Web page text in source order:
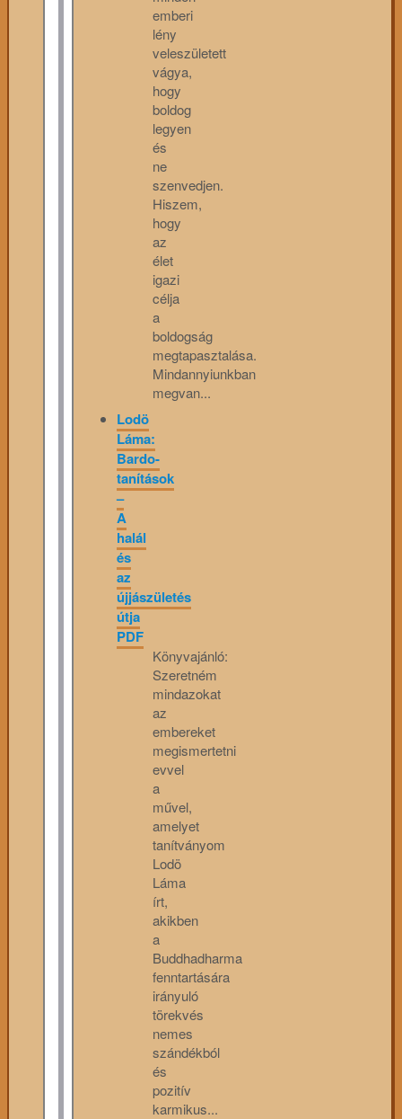
emberi
lény
veleszületett
vágya,
hogy
boldog
legyen
és
ne
szenvedjen.
Hiszem,
hogy
az
élet
igazi
célja
a
boldogság
megtapasztalása.
Mindannyiunkban
megvan...
Lodö
Láma:
Bardo-
tanítások
–
A
halál
és
az
újjászületés
útja
PDF
Könyvajánló:
Szeretném
mindazokat
az
embereket
megismertetni
evvel
a
művel,
amelyet
tanítványom
Lodö
Láma
írt,
akikben
a
Buddhadharma
fenntartására
irányuló
törekvés
nemes
szándékból
és
pozitív
karmikus...